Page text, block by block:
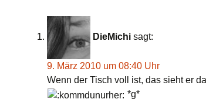
DieMichi sagt:
9. März 2010 um 08:40 Uhr
Wenn der Tisch voll ist, das sieht er
*g*